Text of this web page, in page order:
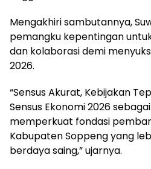
Mengakhiri sambutannya,
pemangku kepentingan
dan kolaborasi demi
2026.
“Sensus Akurat, Kebijakan
Sensus Ekonomi 2026
memperkuat fondasi
Kabupaten Soppeng yang
berdaya saing,” ujarnya.